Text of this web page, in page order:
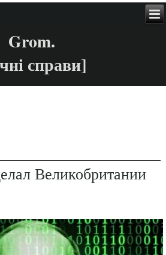
Grom.
справи]
Великобритании